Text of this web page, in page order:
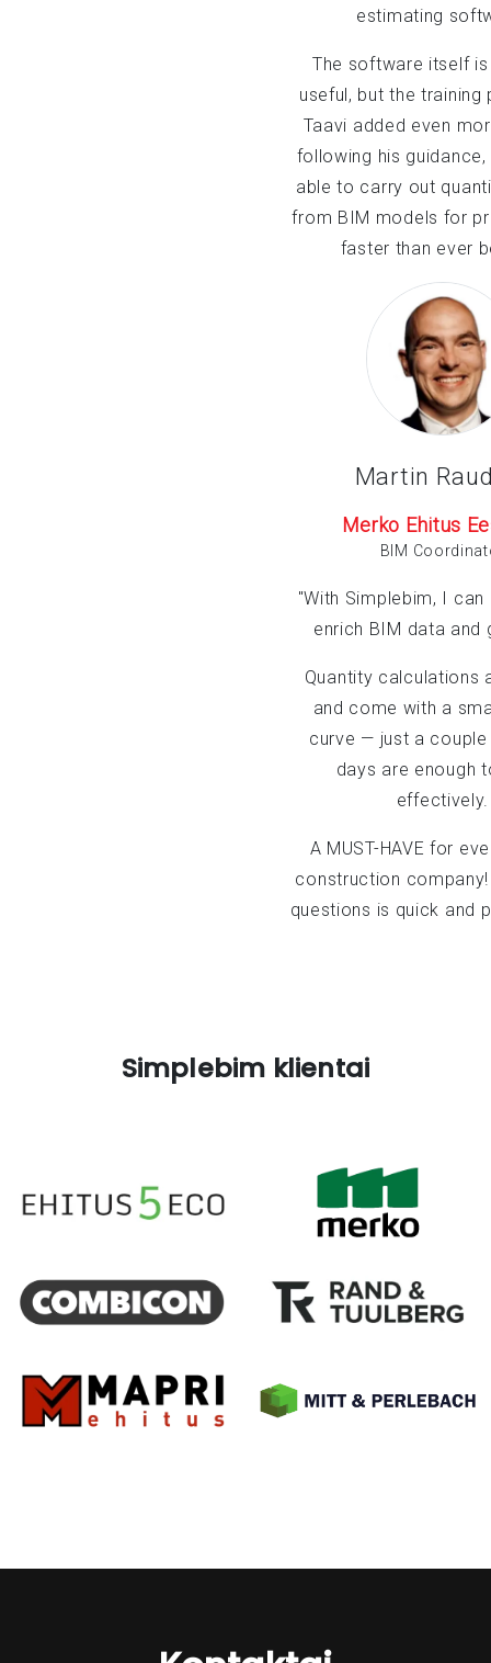
estimating
The software itself
useful, but the training
Taavi added even
following his
able to carry out
from BIM models for
faster than ever
Martin
Merko Ehitus
BIM
"With Simplebim, I
enrich BIM data and
Quantity calculations
and come with a
curve — just a
days are enough
effectively.
A MUST-HAVE for
construction
questions is quick and
Simplebim klientai